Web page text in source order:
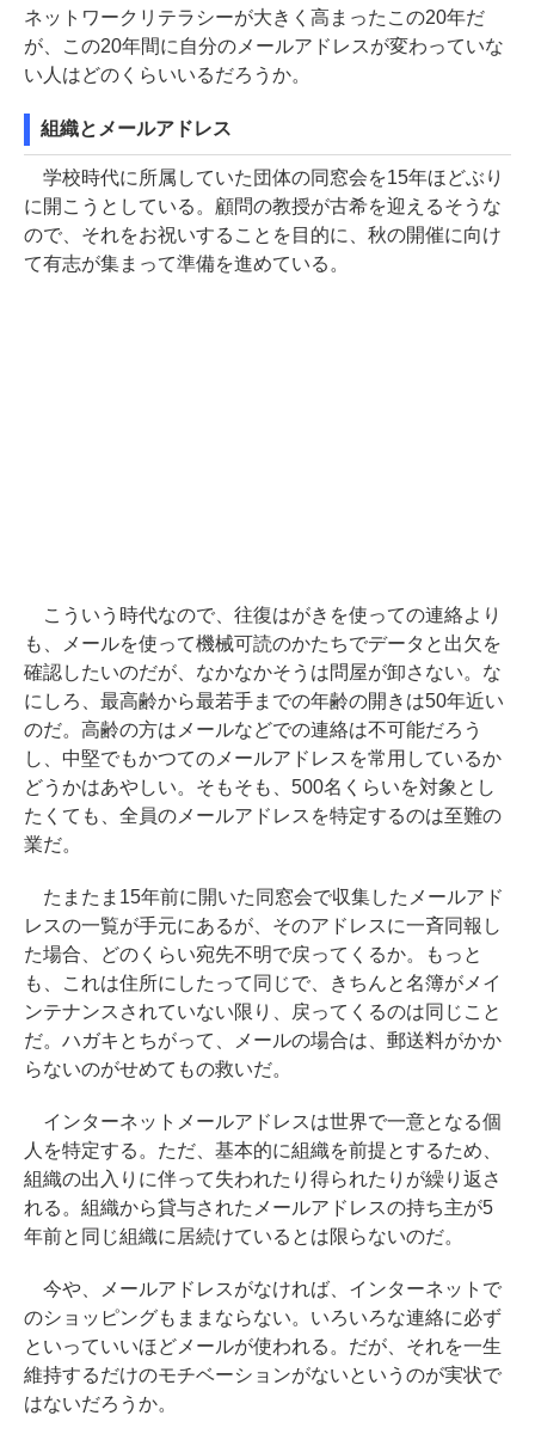
ネットワークリテラシーが大きく高まったこの20年だ
が、この20年間に自分のメールアドレスが変わっていな
い人はどのくらいいるだろうか。
組織とメールアドレス
学校時代に所属していた団体の同窓会を15年ほどぶり
に開こうとしている。顧問の教授が古希を迎えるそうな
ので、それをお祝いすることを目的に、秋の開催に向け
て有志が集まって準備を進めている。
こういう時代なので、往復はがきを使っての連絡より
も、メールを使って機械可読のかたちでデータと出欠を
確認したいのだが、なかなかそうは問屋が卸さない。な
にしろ、最高齢から最若手までの年齢の開きは50年近い
のだ。高齢の方はメールなどでの連絡は不可能だろう
し、中堅でもかつてのメールアドレスを常用しているか
どうかはあやしい。そもそも、500名くらいを対象とし
たくても、全員のメールアドレスを特定するのは至難の
業だ。
たまたま15年前に開いた同窓会で収集したメールアド
レスの一覧が手元にあるが、そのアドレスに一斉同報し
た場合、どのくらい宛先不明で戻ってくるか。もっと
も、これは住所にしたって同じで、きちんと名簿がメイ
ンテナンスされていない限り、戻ってくるのは同じこと
だ。ハガキとちがって、メールの場合は、郵送料がかか
らないのがせめてもの救いだ。
インターネットメールアドレスは世界で一意となる個
人を特定する。ただ、基本的に組織を前提とするため、
組織の出入りに伴って失われたり得られたりが繰り返さ
れる。組織から貸与されたメールアドレスの持ち主が5
年前と同じ組織に居続けているとは限らないのだ。
今や、メールアドレスがなければ、インターネットで
のショッピングもままならない。いろいろな連絡に必ず
といっていいほどメールが使われる。だが、それを一生
維持するだけのモチベーションがないというのが実状で
はないだろうか。